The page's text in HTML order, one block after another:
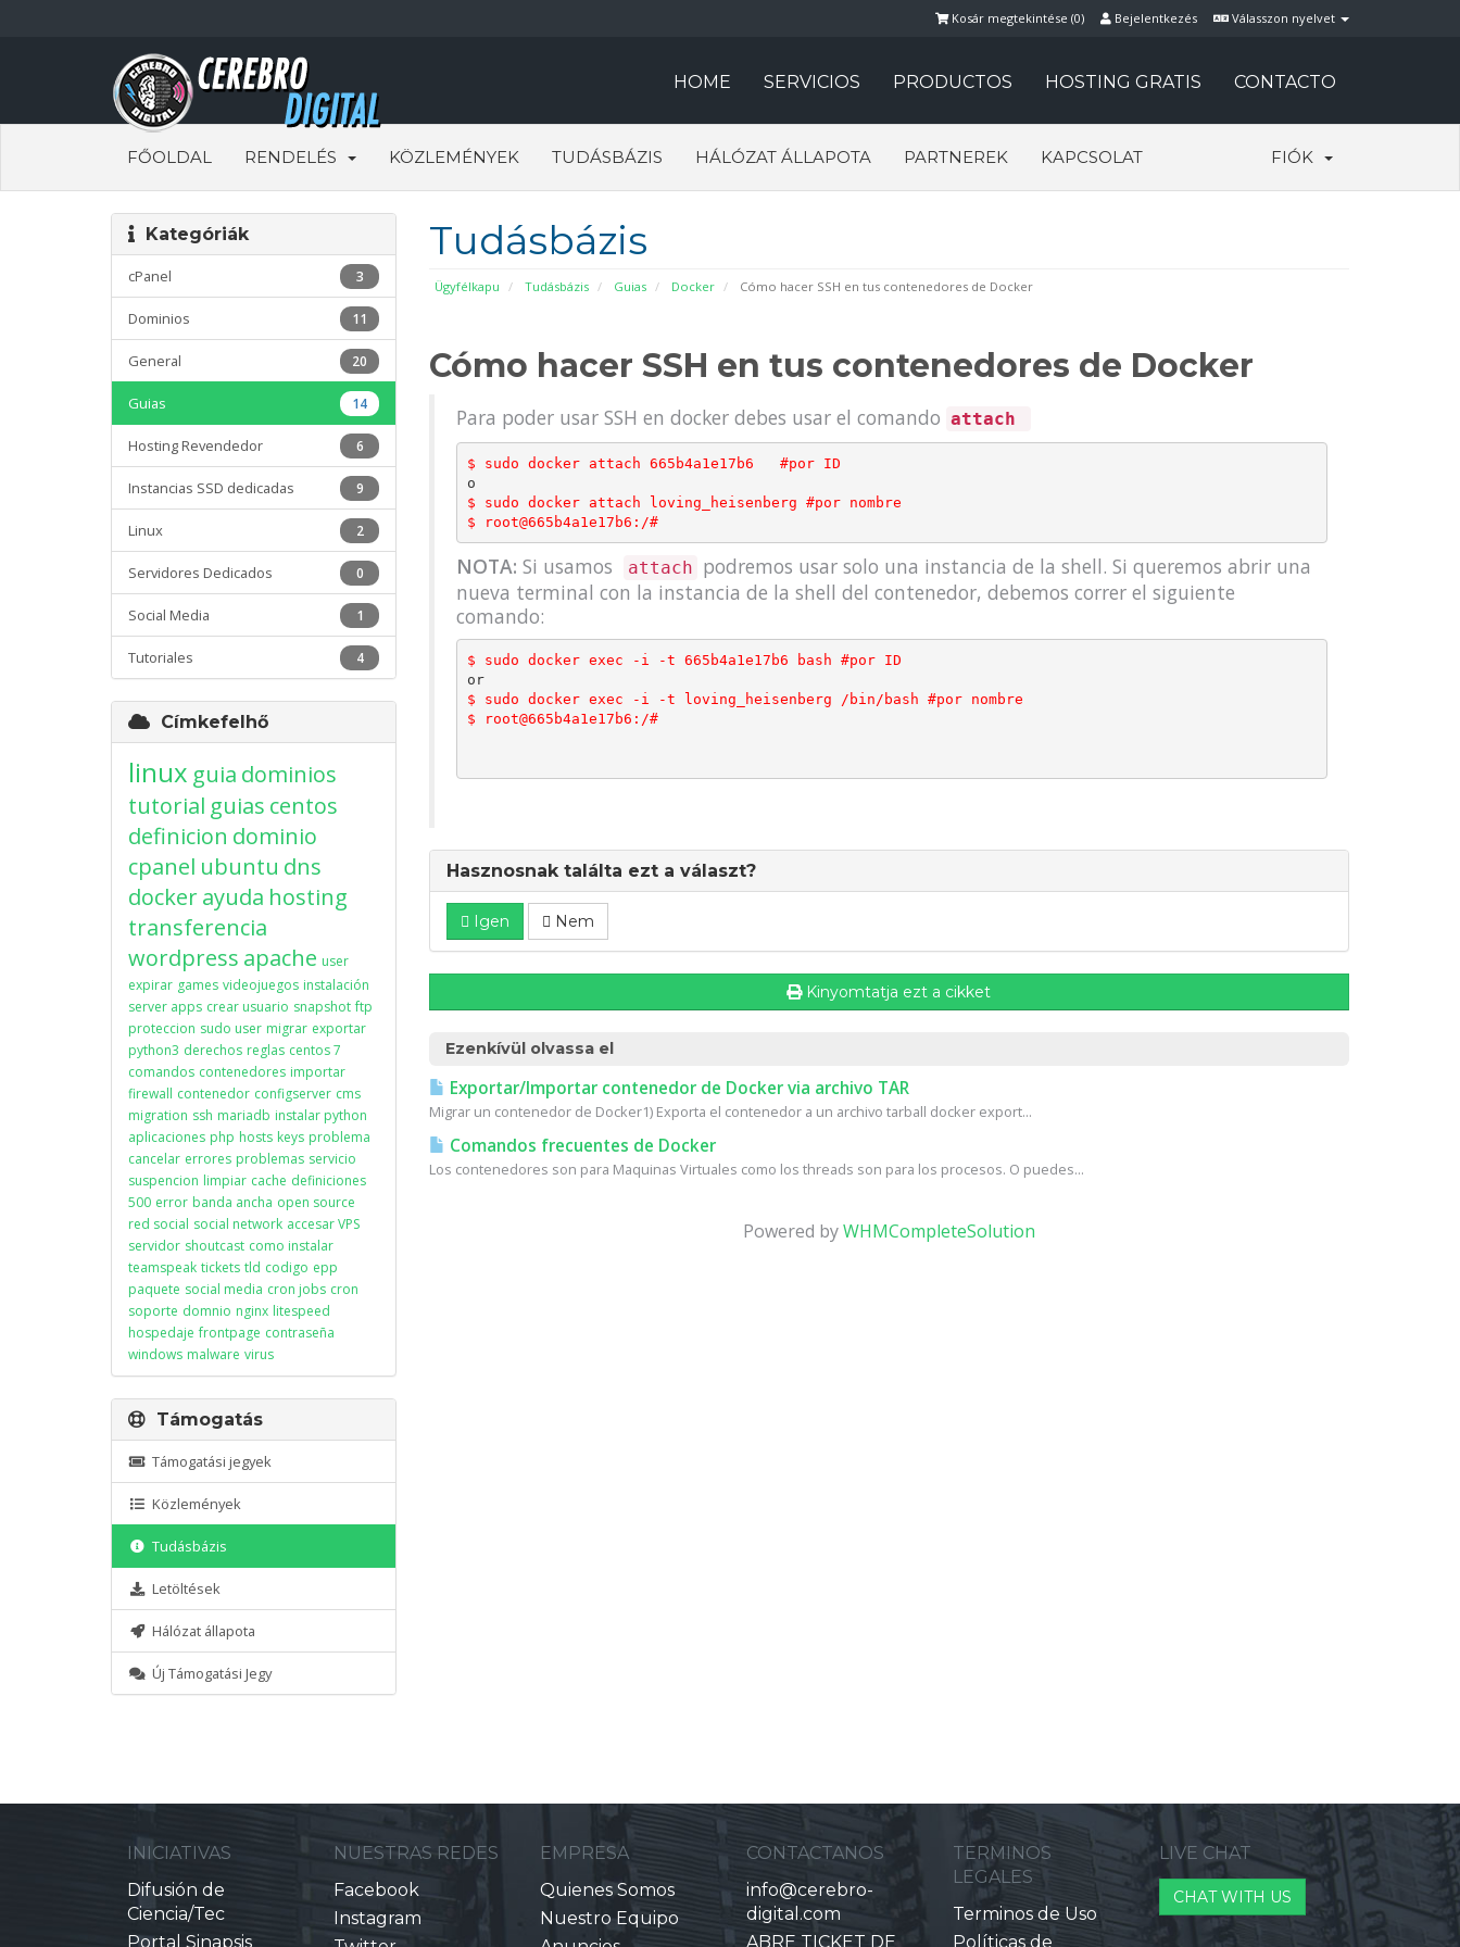
Válasszon nyelvet
Bejelentkezés
Kosár megtekintése (0)
HOME SERVICIOS PRODUCTOS HOSTING GRATIS CONTACTO
FŐOLDAL RENDELÉS KÖZLEMÉNYEK TUDÁSBÁZIS HÁLÓZAT ÁLLAPOTA PARTNEREK KAPCSOLAT FIÓK
Tudásbázis
Ügyfélkapu Tudásbázis Guias Docker Cómo hacer SSH en tus contenedores de Docker
Kategóriák
3
cPanel
11
Dominios
20
General
14
Guias
6
Hosting Revendedor
9
Instancias SSD dedicadas
2
Linux
0
Servidores Dedicados
1
Social Media
4
Tutoriales
Cómo hacer SSH en tus contenedores de Docker
Para poder usar SSH en docker debes usar el comando attach
$ sudo docker attach 665b4a1e17b6 #por ID
$ sudo docker attach loving_heisenberg #por nombre
$ root@665b4a1e17b6 :/#
NOTA: Si usamos attach podremos usar solo una instancia de la shell. Si queremos abrir una
nueva terminal con la instancia de la shell del contenedor, debemos correr el siguiente
comando:
$ sudo docker exec - i -t 665b4a1e17b6 bash #por ID
$ sudo docker exec
- i -t loving_heisenberg / bin / bash #por nombre
$ root@665b4a1e17b6 :/#
Hasznosnak találta ezt a választ?
Igen Nem
Kinyomtatja ezt a cikket
Ezenkívül olvassa el
Exportar/Importar contenedor de Docker via archivo TAR
Migrar un contenedor de Docker1) Exporta el contenedor a un archivo tarball docker export...
Comandos frecuentes de Docker
Los contenedores son para Maquinas Virtuales como los threads son para los procesos. O puedes...
Powered byWHMCompleteSolution
Címkefelhő
linux guia dominios
tutorial guias centos
definicion dominio
cpanel ubuntu dns
dockerayuda hosting
transferencia
wordpress apache user
expirar games videojuegos instalación
server apps crear usuario snapshot ftp
proteccion sudo user migrar exportar
python3 derechos reglas centos 7
comandos contenedores importar
firewall contenedor configserver cms
migration ssh mariadb instalar python
aplicaciones php hosts keys problema
cancelar errores problemas servicio
suspencion limpiar cache definiciones
500 error banda ancha open source
red social social network accesar VPS
servidor shoutcast como instalar
teamspeak tickets tld codigo epp
paquete social media cron jobs cron
soporte domnio nginx litespeed
hospedaje frontpage contraseña
windows malware virus
Támogatás
Támogatási jegyek
Közlemények
Tudásbázis
Letöltések
Hálózat állapota
Új Támogatási Jegy
INICIATIVAS
Difusión de
Ciencia/Tec
Portal Sinapsis
NUESTRAS REDES
Facebook
Instagram
EMPRESA
Quienes Somos
Nuestro Equipo
CONTACTANOS
info@cerebro-
digital.com
ABRE TICKET DE
TERMINOS
LEGALES
Terminos de Uso
Políticas de
LIVE CHAT
CHAT WITH US